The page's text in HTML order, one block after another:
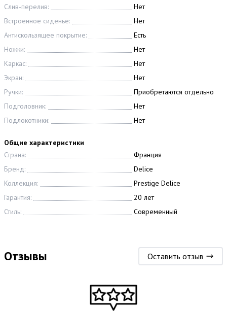
Слив-перелив:
Нет
Встроенное сиденье:
Нет
Антискользящее покрытие:
Есть
Ножки:
Нет
Каркас:
Нет
Экран:
Нет
Ручки:
Приобретаются отдельно
Подголовник:
Нет
Подлокотники:
Нет
Общие характеристики
Страна:
Франция
Бренд:
Delice
Коллекция:
Prestige Delice
Гарантия:
20 лет
Стиль:
Современный
Отзывы Оставить отзыв